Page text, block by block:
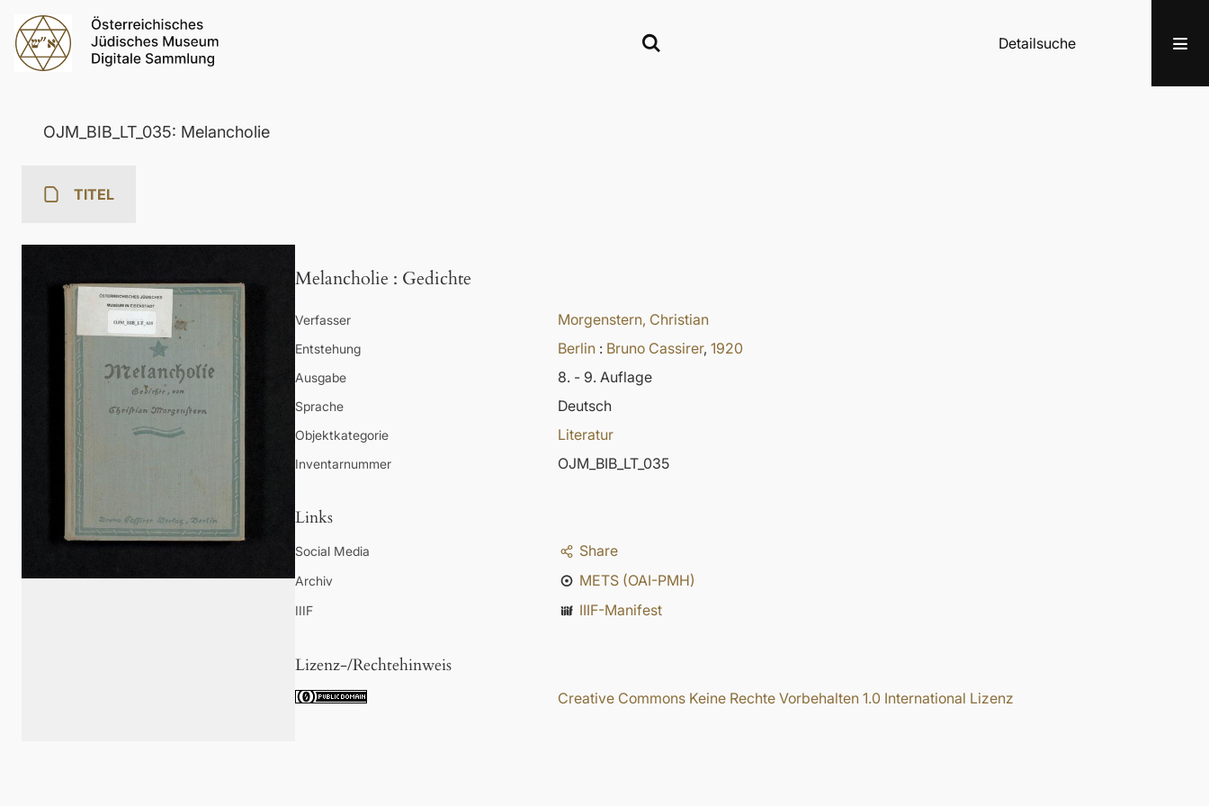
Detailsuche
OJM_BIB_LT_035: Melancholie
TITEL
Melancholie : Gedichte
Verfasser Morgenstern, Christian
Entstehung Berlin : Bruno Cassirer, 1920
Ausgabe 8. - 9. Auflage
Sprache Deutsch
Objektkategorie Literatur
Inventarnummer OJM_BIB_LT_035
Links
Social Media Share
Archiv METS (OAI-PMH)
IIIF IIIF-Manifest
Lizenz-/Rechtehinweis
Creative Commons Keine Rechte Vorbehalten 1.0 International Lizenz